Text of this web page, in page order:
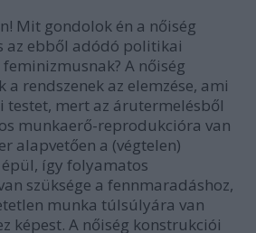
Mit gondolok én a nőiség
az ebből adódó politikai
A nőiség
rendszenek az elemzése, ami
testet, mert az árutermelésből
munkaerő-reprodukcióra van
alapvetően a (végtelen)
így folyamatos
szüksége a fennmaradáshoz,
munka túlsúlyára van
képest. A nőiség konstrukciói